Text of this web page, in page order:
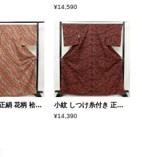
¥14,590
小紋 美品 正絹 花柄 袷仕立て 身丈166cm 裄丈67.5cm 一部しつけ糸付き 小豆・エンジ 小紋 しつけ糸付き 正絹 花柄 袷仕立て 身丈167cm 裄丈67.5cm 着物 黒
¥14,390